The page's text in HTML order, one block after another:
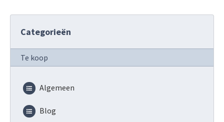
Categorieën
Te koop
Algemeen
Blog